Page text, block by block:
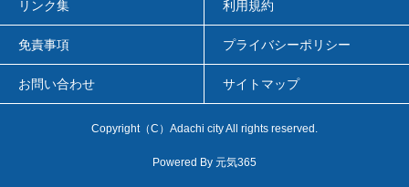
リンク集 利用規約
免責事項 プライバシーポリシー
お問い合わせ サイトマップ
Copyright（C）Adachi city All rights reserved.
Powered By 元気365